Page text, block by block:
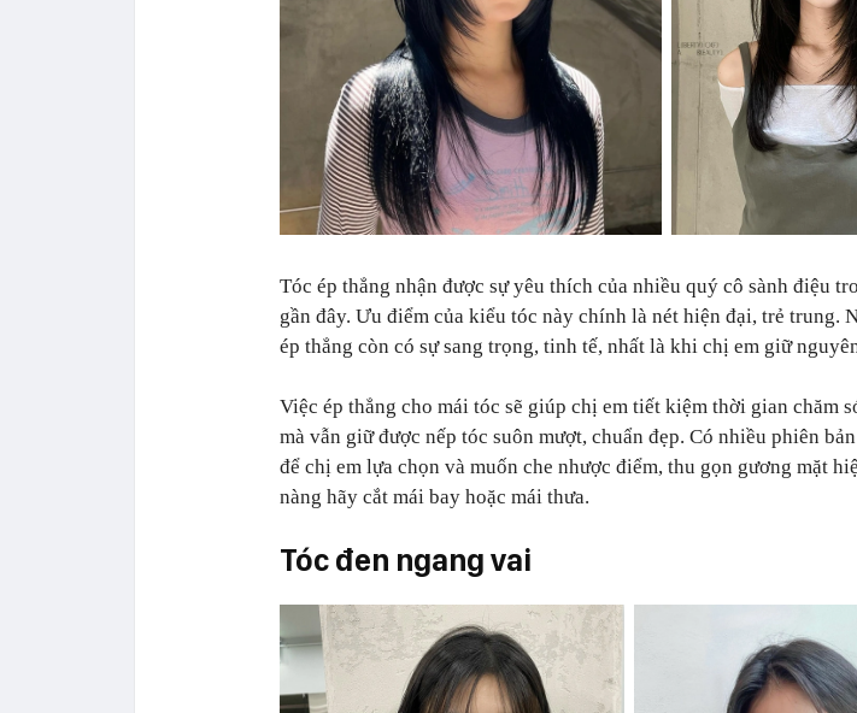
Tóc ép thẳng nhận được sự yêu thích của nhiều quý cô sành điệu
gần đây. Ưu điểm của kiểu tóc này chính là nét hiện đại, trẻ trung.
ép thẳng còn có sự sang trọng, tinh tế, nhất là khi chị em giữ
Việc ép thẳng cho mái tóc sẽ giúp chị em tiết kiệm thời gian chăm
mà vẫn giữ được nếp tóc suôn mượt, chuẩn đẹp. Có nhiều phiên
để chị em lựa chọn và muốn che nhược điểm, thu gọn gương mặt
nàng hãy cắt mái bay hoặc mái thưa.
Tóc đen ngang vai